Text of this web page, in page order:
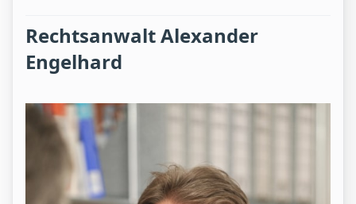
Rechtsanwalt Alexander
Engelhard